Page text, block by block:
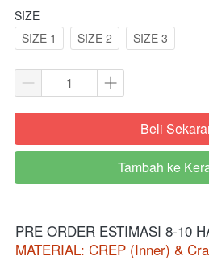
SIZE
SIZE 1
SIZE 2 SIZE 3
`Beli
`
Tambah ke
PRE ORDER ESTIMASI 8-10
MATERIAL: CREP (Inner) &